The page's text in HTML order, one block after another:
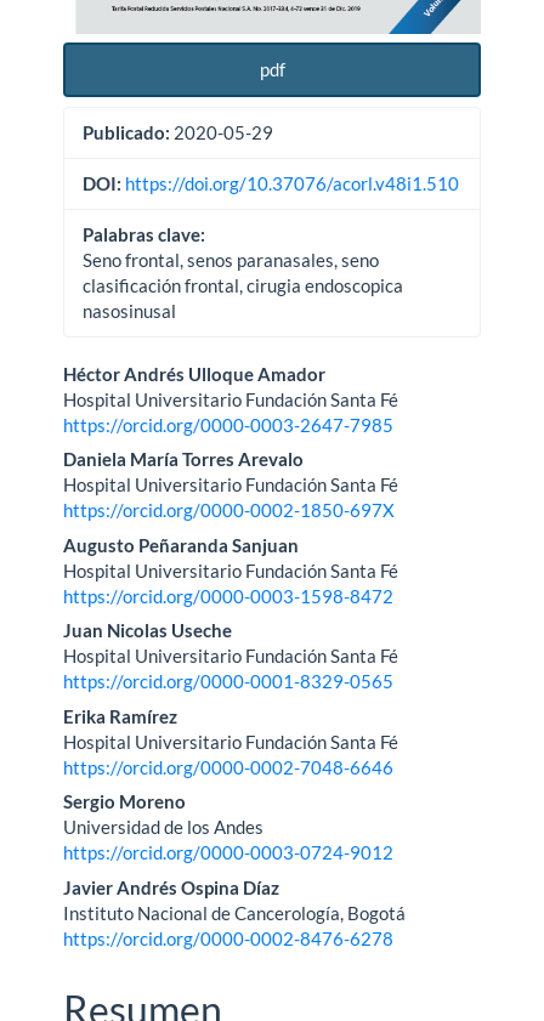
pdf
Publicado: 2020-05-29
DOI: https://doi.org/10.37076/acorl.v48i1.510
Palabras clave:
Seno frontal, senos paranasales, seno
clasificación frontal, cirugia endoscopica
nasosinusal
Contenido
principal
del
artículo
Héctor Andrés Ulloque Amador
Hospital Universitario Fundación Santa Fé
https://orcid.org/0000-0003-2647-7985
Daniela María Torres Arevalo
Hospital Universitario Fundación Santa Fé
https://orcid.org/0000-0002-1850-697X
Augusto Peñaranda Sanjuan
Hospital Universitario Fundación Santa Fé
https://orcid.org/0000-0003-1598-8472
Juan Nicolas Useche
Hospital Universitario Fundación Santa Fé
https://orcid.org/0000-0001-8329-0565
Erika Ramírez
Hospital Universitario Fundación Santa Fé
https://orcid.org/0000-0002-7048-6646
Sergio Moreno
Universidad de los Andes
https://orcid.org/0000-0003-0724-9012
Javier Andrés Ospina Díaz
Instituto Nacional de Cancerología, Bogotá
https://orcid.org/0000-0002-8476-6278
Resumen